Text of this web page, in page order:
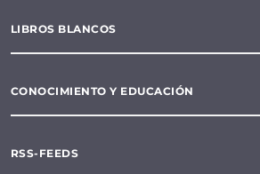
LIBROS BLANCOS
CONOCIMIENTO Y EDUCACIÓN
RSS-FEEDS